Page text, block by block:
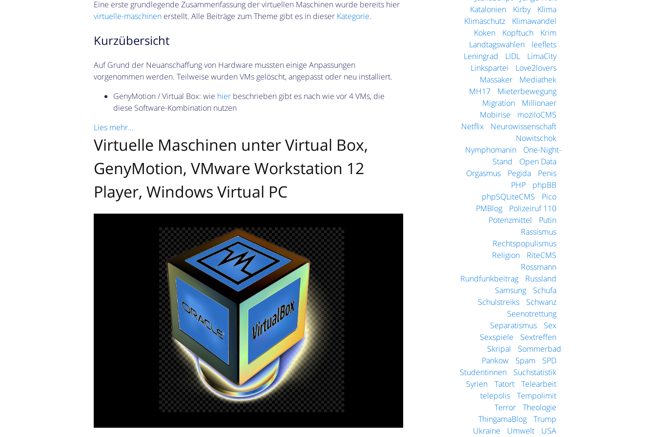
Eine erste grundlegende Zusammenfassung der virtuellen Maschinen wurde bereits hier
virtuelle-maschinen erstellt. Alle Beiträge zum Theme gibt es in dieser Kategorie.
Kurzübersicht
Auf Grund der Neuanschaffung von Hardware mussten einige Anpassungen
vorgenommen werden. Teilweise wurden VMs gelöscht, angepasst oder neu installiert.
GenyMotion / Virtual Box: wie hier beschrieben gibt es nach wie vor 4 VMs, die
diese Software-Kombination nutzen
Lies mehr…
Virtuelle Maschinen unter Virtual Box,
GenyMotion, VMware Workstation 12
Player, Windows Virtual PC
Katalonien
Kirby
Klima
Klimaschutz
Klimawandel
Koken
Kopftuch
Krim
Landtagswahlen
leeflets
Leningrad
LIDL
LimaCity
Linkspartei
Love2lovers
Massaker
Mediathek
MH17
Mieterbewegung
Migration
Millionaer
Mobirise
moziloCMS
Netflix
Neurowissenschaft
Nowitschok
Nymphomanin
One-Night-
Stand
Open Data
Orgasmus
Pegida
Penis
PHP
phpBB
phpSQLiteCMS
Pico
PMBlog
Polizeiruf 110
Potenzmittel
Putin
Rassismus
Rechtspopulismus
Religion
RiteCMS
Rossmann
Rundfunkbeitrag
Russland
Samsung
Schufa
Schulstreiks
Schwanz
Seenotrettung
Separatismus
Sex
Sexspiele
Sextreffen
Skripal
Sommerbad
Pankow
Spam
SPD
Studentinnen
Suchstatistik
Syrien
Tatort
Telearbeit
telepolis
Tempolimit
Terror
Theologie
ThingamaBlog
Trump
Ukraine
Umwelt
USA